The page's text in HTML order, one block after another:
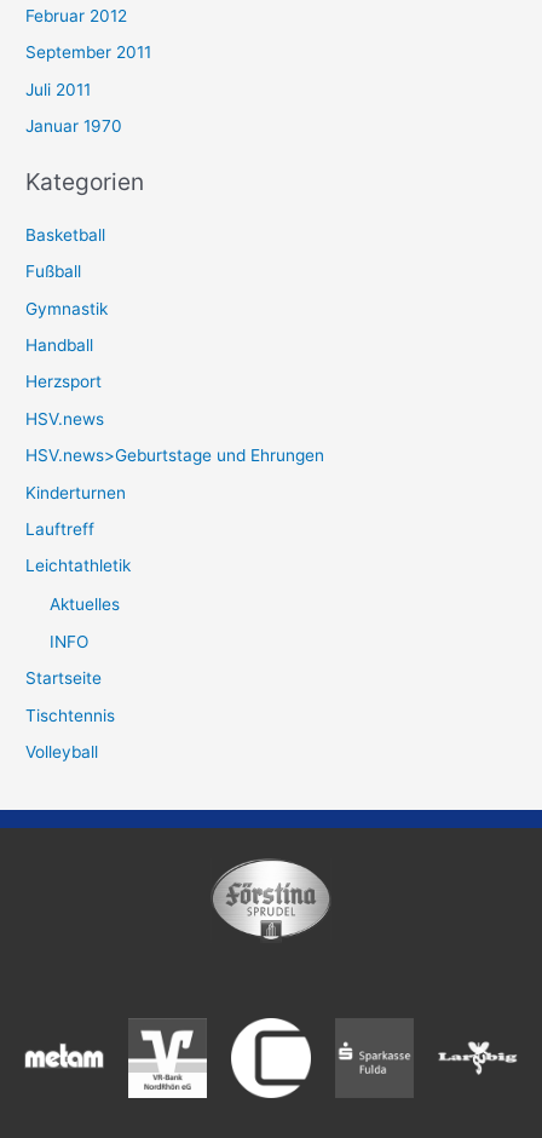
Februar 2012
September 2011
Juli 2011
Januar 1970
Kategorien
Basketball
Fußball
Gymnastik
Handball
Herzsport
HSV.news
HSV.news>Geburtstage und Ehrungen
Kinderturnen
Lauftreff
Leichtathletik
Aktuelles
INFO
Startseite
Tischtennis
Volleyball